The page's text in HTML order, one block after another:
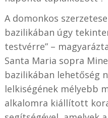
A domonkos
bazilikában úgy
testvérre” –
Santa Maria sopra
bazilikában lehetőség
lelkiségének mélyebb
alkalomra kiállított